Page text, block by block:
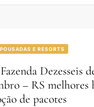
E RESORTS
Dezesseis
– RS melhores
de pacotes